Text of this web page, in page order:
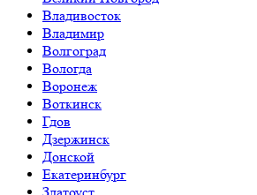
Владивосток
Владимир
Волгоград
Вологда
Воронеж
Воткинск
Гдов
Дзержинск
Донской
Екатеринбург
Златоуст